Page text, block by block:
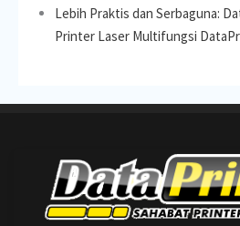
Lebih Praktis dan Serbaguna:
Printer Laser Multifungsi